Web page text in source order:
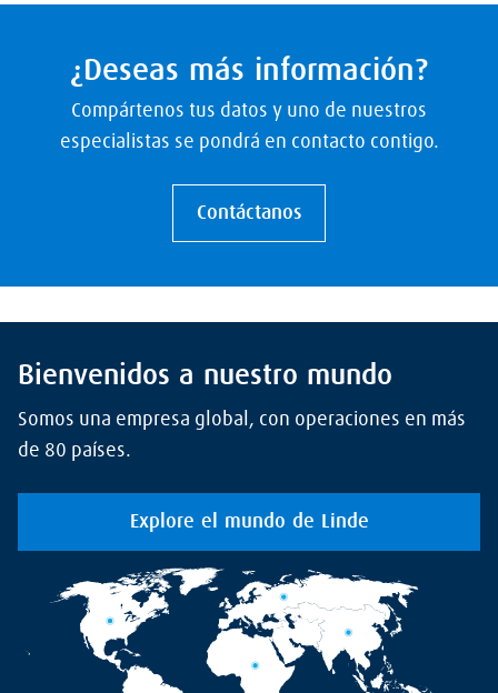
¿Deseas más información?
Compártenos tus datos y uno de nuestros
especialistas se pondrá en contacto contigo.
Contáctanos
Bienvenidos a nuestro mundo
Somos una empresa global, con operaciones en más
de 80 países.
Explore el mundo de Linde